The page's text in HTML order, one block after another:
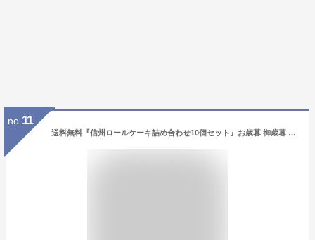
no. 11
送料無料『信州ロールケーキ詰め合わせ10個セット』お歳暮 御歳暮 シュー スイーツ 贈答 焼き菓子 洋菓子 プレゼント 手土産 パーティー 誕生日 お礼 お返し リンゴ 林檎 峠の古木 黒糖くるみ カステラ 逸品 軽井沢ファーマーズギフト 夏ギフト